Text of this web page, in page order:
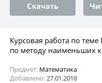
Скачать
Курсовая работа по
по методу наименьших
Предмет: Математика
Добавлено:27.01.2010